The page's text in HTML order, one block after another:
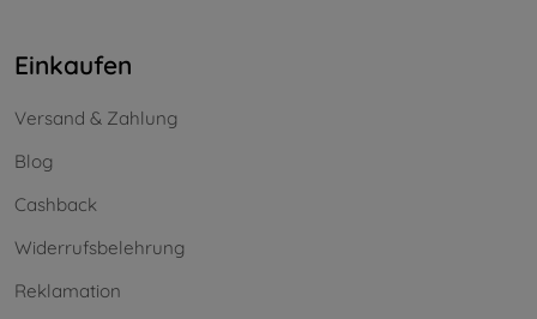
Einkaufen
Versand & Zahlung
Blog
Cashback
Widerrufsbelehrung
Reklamation